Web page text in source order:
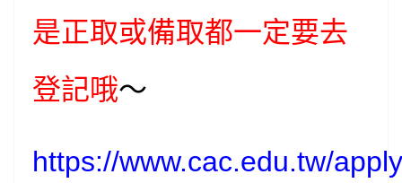
是正取或備取都一定要去
登記哦～
https://www.cac.edu.tw/